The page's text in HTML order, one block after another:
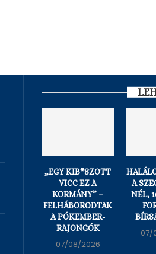
„EGY KIB*SZOTT
VICC EZ A
KORMÁNY” –
FELHÁBORODTAK
A PÓKEMBER-
RAJONGÓK
07/08/2026
A
NÉL,
07/